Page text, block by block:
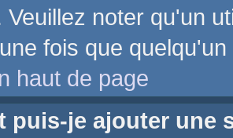
Veuillez noter qu'un
fois que
haut de page
puis-je ajouter une